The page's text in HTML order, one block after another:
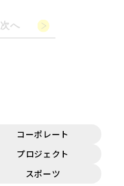
次へ
コーポレート
プロジェクト
スポーツ